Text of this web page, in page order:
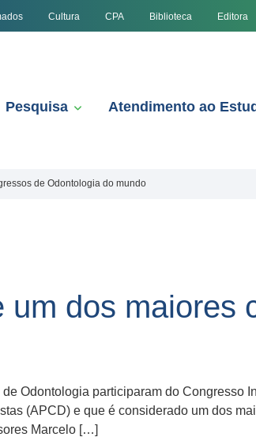
Cultura CPA Biblioteca Editora
Pesquisa Atendimento ao
de Odontologia do mundo
dos maiores
Odontologia participaram do Congresso
(APCD) e que é considerado um dos
Marcelo […]